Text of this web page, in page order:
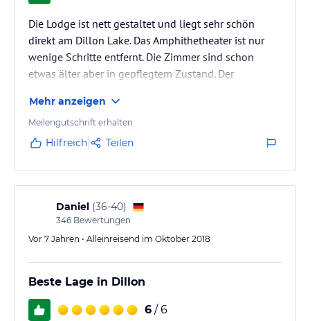
Die Lodge ist nett gestaltet und liegt sehr schön
direkt am Dillon Lake. Das Amphithetheater ist nur
wenige Schritte entfernt. Die Zimmer sind schon
etwas älter aber in gepflegtem Zustand. Der
belegt ist.
Mehr anzeigen
Meilengutschrift erhalten
Hilfreich Teilen
Daniel (36-40)
346 Bewertungen
Vor 7 Jahren • Alleinreisend im Oktober 2018
Beste Lage in Dillon
6 / 6